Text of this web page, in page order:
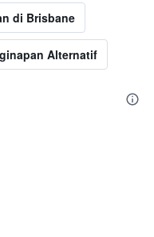
di Brisbane
Alternatif